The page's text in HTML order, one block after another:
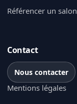
Référencer un salon
Contact
Nous contacter
Mentions légales